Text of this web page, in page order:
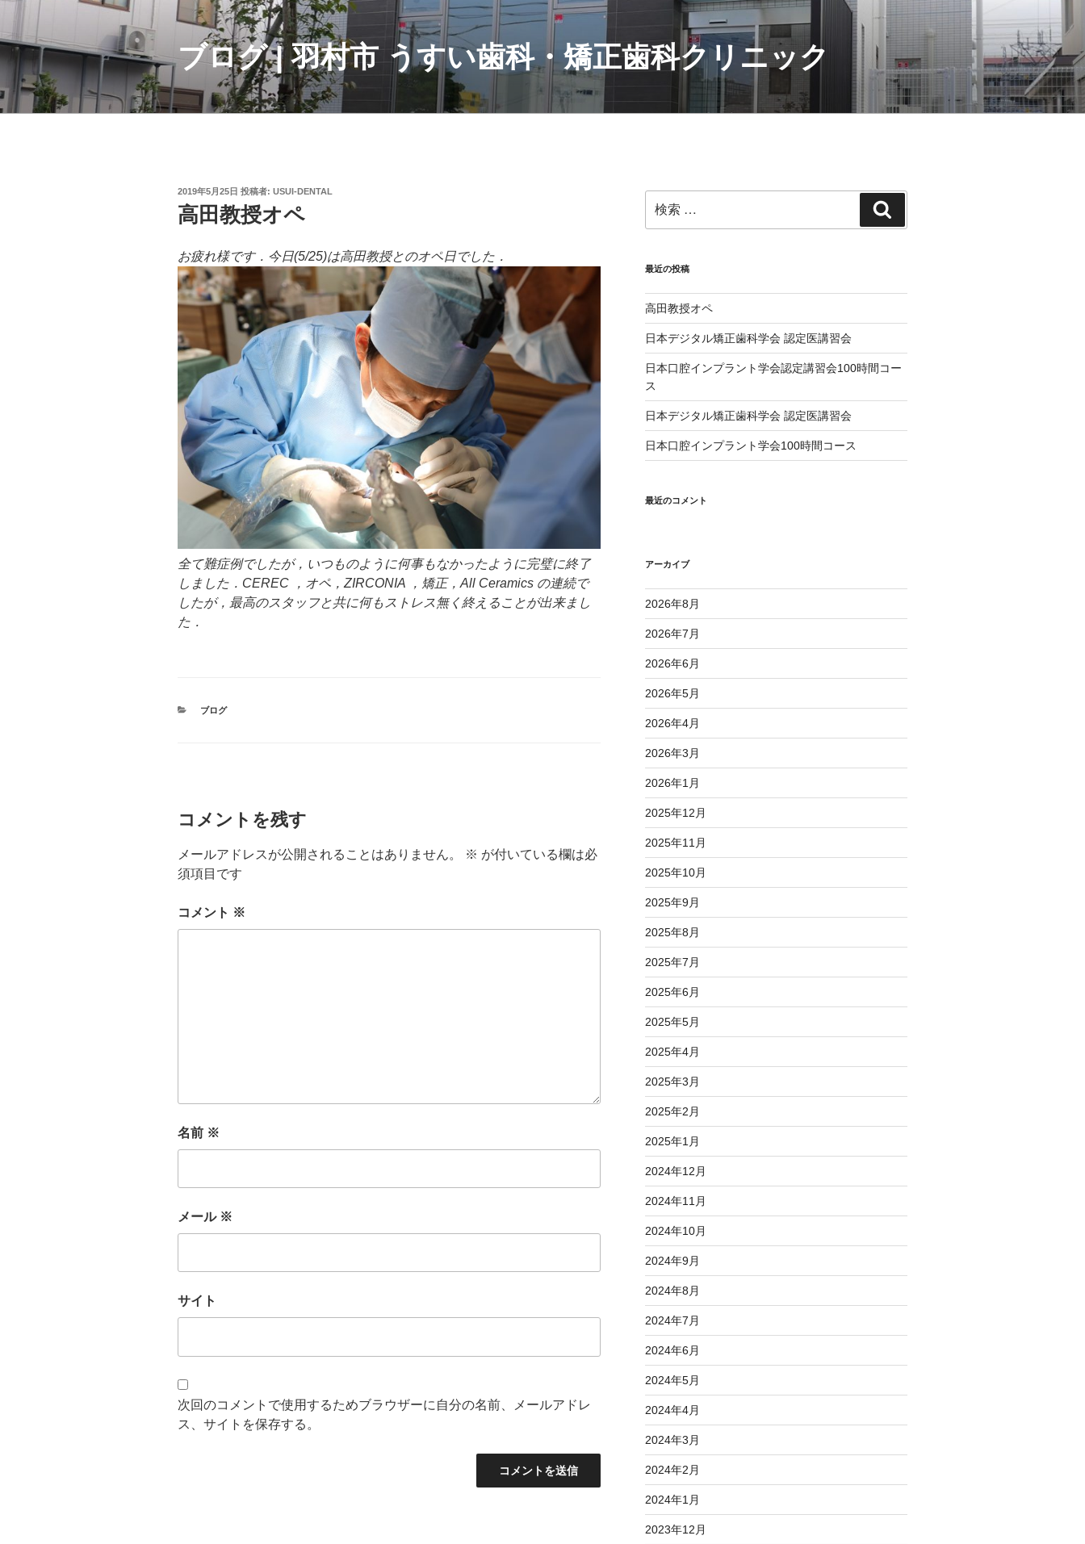
テ
ン
ツ
へ
ブログ | 羽村市 うすい歯科・矯正歯科クリニック
投
稿
日:
2019年5月25日 投稿者: USUI-DENTAL
高田教授オペ
お疲れ様です．今日(5/25)は高田教授とのオペ日でした．
全て難症例でしたが，いつものように何事もなかったように完璧に終了
しました．CEREC ，オペ，ZIRCONIA ，矯正，All Ceramics の連続で
したが，最高のスタッフと共に何もストレス無く終えることが出来まし
た．
カ
ブログ
コメントを残す
メールアドレスが公開されることはありません。 ※ が付いている欄は必
須項目です
コメント ※
名前 ※
メール ※
サイト
次回のコメントで使用するためブラウザーに自分の名前、メールアドレ
ス、サイトを保存する。
索:
索
最近の投稿
高田教授オペ
日本デジタル矯正歯科学会 認定医講習会
日本口腔インプラント学会認定講習会100時間コー
ス
日本デジタル矯正歯科学会 認定医講習会
日本口腔インプラント学会100時間コース
最近のコメント
アーカイブ
2026年8月
2026年7月
2026年6月
2026年5月
2026年4月
2026年3月
2026年1月
2025年12月
2025年11月
2025年10月
2025年9月
2025年8月
2025年7月
2025年6月
2025年5月
2025年4月
2025年3月
2025年2月
2025年1月
2024年12月
2024年11月
2024年10月
2024年9月
2024年8月
2024年7月
2024年6月
2024年5月
2024年4月
2024年3月
2024年2月
2024年1月
2023年12月